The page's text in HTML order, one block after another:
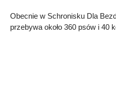
Obecnie w Schronisku Dla
przebywa około 360 psów i 40